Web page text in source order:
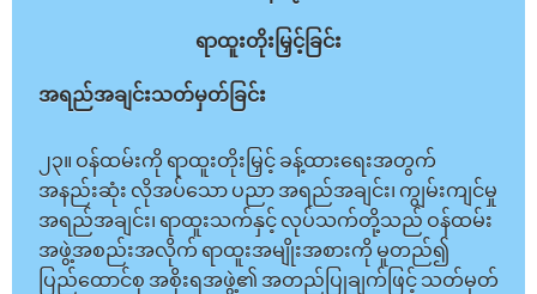
ရာထူးတိုးမြှင့်ခြင်း
အရည်အချင်းသတ်မှတ်ခြင်း
၂၃။ ဝန်ထမ်းကို ရာထူးတိုးမြှင့် ခန့်ထားရေးအတွက်
အနည်းဆုံး လိုအပ်သော ပညာ အရည်အချင်း၊ ကျွမ်းကျင်မှု
အရည်အချင်း၊ ရာထူးသက်နှင့် လုပ်သက်တို့သည် ဝန်ထမ်း
အဖွဲ့အစည်းအလိုက် ရာထူးအမျိုးအစားကို မူတည်၍
ပြည်ထောင်စု အစိုးရအဖွဲ့၏ အတည်ပြုချက်ဖြင့် သတ်မှတ်